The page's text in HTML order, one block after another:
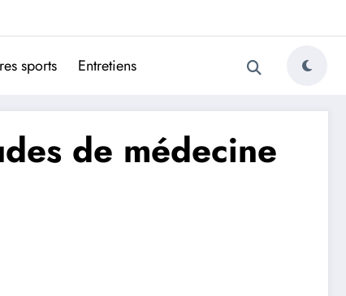
sports Entretiens
de médecine